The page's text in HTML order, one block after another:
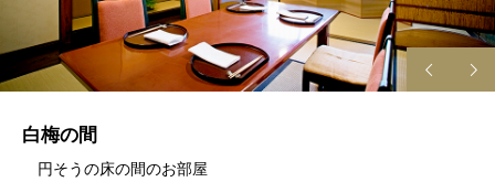
白梅の間
円そうの床の間のお部屋